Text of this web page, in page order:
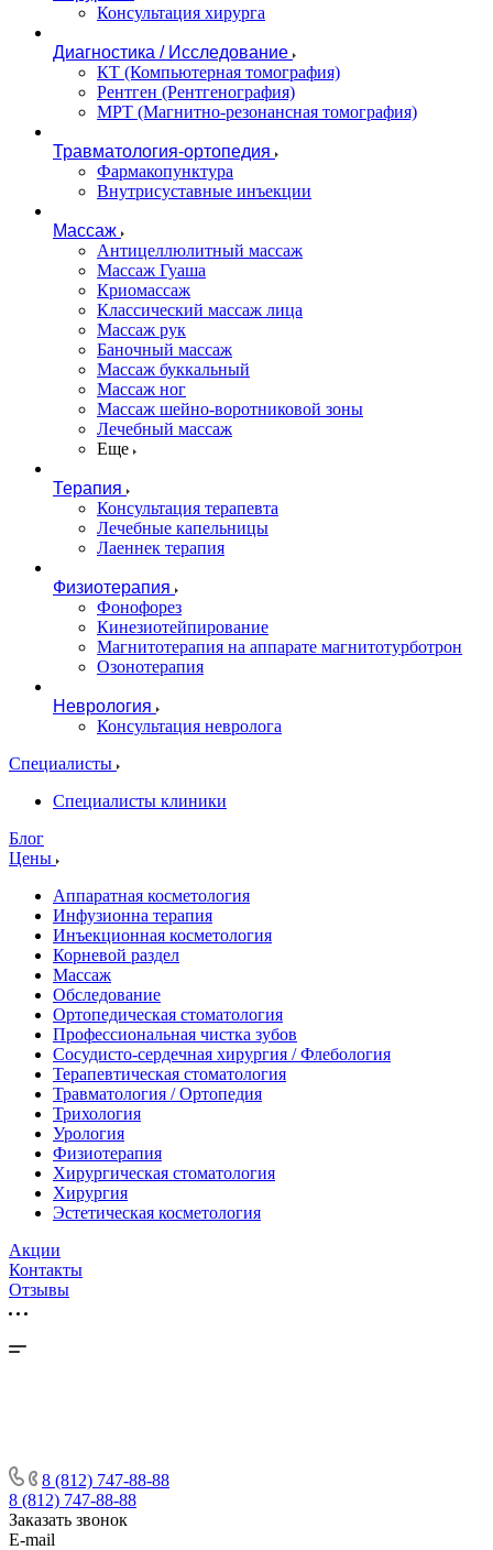
Консультация хирурга
Диагностика / Исследование
КТ (Компьютерная томография)
Рентген (Рентгенография)
МРТ (Магнитно-резонансная томография)
Травматология-ортопедия
Фармакопунктура
Внутрисуставные инъекции
Массаж
Антицеллюлитный массаж
Массаж Гуаша
Криомассаж
Классический массаж лица
Массаж рук
Баночный массаж
Массаж буккальный
Массаж ног
Массаж шейно-воротниковой зоны
Лечебный массаж
Еще
Терапия
Консультация терапевта
Лечебные капельницы
Лаеннек терапия
Физиотерапия
Фонофорез
Кинезиотейпирование
Магнитотерапия на аппарате магнитотурботрон
Озонотерапия
Неврология
Консультация невролога
Специалисты
Специалисты клиники
Блог
Цены
Аппаратная косметология
Инфузионна терапия
Инъекционная косметология
Корневой раздел
Массаж
Обследование
Ортопедическая стоматология
Профессиональная чистка зубов
Сосудисто-сердечная хирургия / Флебология
Терапевтическая стоматология
Травматология / Ортопедия
Трихология
Урология
Физиотерапия
Хирургическая стоматология
Хирургия
Эстетическая косметология
Акции
Контакты
Отзывы
8 (812) 747-88-88
8 (812) 747-88-88
Заказать звонок
E-mail